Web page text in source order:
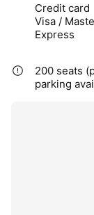
Credit card
Visa /
Express
200 seats
parking